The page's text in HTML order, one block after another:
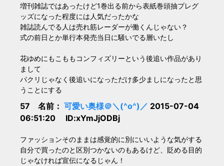
増刊雑誌ではあったけど1巻出る前から表紙巻頭抽プレグ
ッズになった程度には人気だったかな
雑誌読んでる人は売れ筋レーダーが働くんじゃない？
式の前日とか単行本発売当日に騒いでる層いたし
花ゆめにもこももコンフィズリーという後追い作品があり
まして
パクリじゃなく後追いになっただけ多少ましになったと思
うことにする
57 名前： 可愛い奥様＠＼(^o^)／ 2015-07-04
06:51:20 ID:xYmJjODBj
ファッションそのままは感覚的に別にいいような気がする
自分で買ったのと区別つかないのもあるけど、貶める目的
じゃなければ宣伝になるじゃん！